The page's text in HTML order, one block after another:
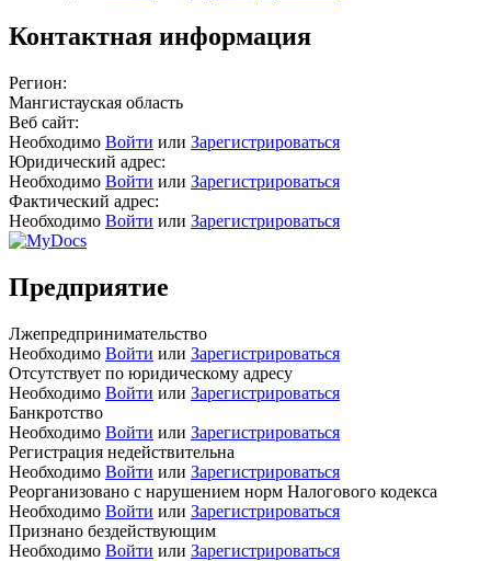
Контактная информация
Регион:
Мангистауская область
Веб сайт:
Необходимо Войти или Зарегистрироваться
Юридический адрес:
Необходимо Войти или Зарегистрироваться
Фактический адрес:
Необходимо Войти или Зарегистрироваться
Предприятие
Лжепредпринимательство
Необходимо Войти или Зарегистрироваться
Отсутствует по юридическому адресу
Необходимо Войти или Зарегистрироваться
Банкротство
Необходимо Войти или Зарегистрироваться
Регистрация недействительна
Необходимо Войти или Зарегистрироваться
Реорганизовано с нарушением норм Налогового кодекса
Необходимо Войти или Зарегистрироваться
Признано бездействующим
Необходимо Войти или Зарегистрироваться